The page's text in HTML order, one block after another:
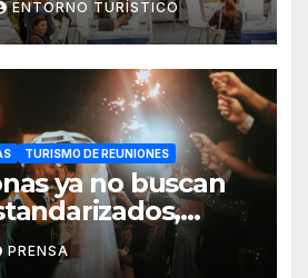
ENTORNO TURÍSTICO
TURISMO DE REUNIONES
ya no buscan
experiencias»:
PRENSA